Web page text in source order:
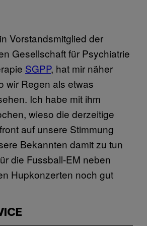
Vorstandsmitglied der
Gesellschaft für Psychiatrie
SGPP, hat mir näher
wir Regen als etwas
Ich habe mit ihm
wieso die derzeitige
auf unsere Stimmung
Bekannten damit zu tun
die Fussball-EM neben
Hupkonzerten noch gut